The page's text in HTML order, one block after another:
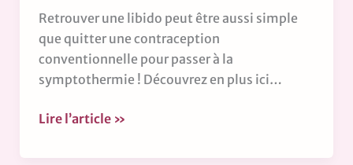
Retrouver une libido peut être aussi simple
que quitter une contraception
conventionnelle pour passer à la
symptothermie ! Découvrez en plus ici…
Lire l’article »